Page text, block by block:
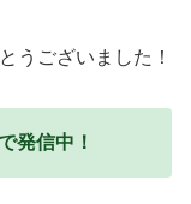
うございました！
発信中！